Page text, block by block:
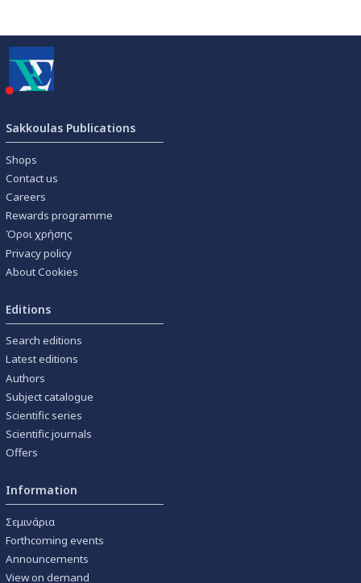
Sakkoulas Publications
Shops
Contact us
Careers
Rewards programme
Όροι χρήσης
Privacy policy
About Cookies
Editions
Search editions
Latest editions
Authors
Subject catalogue
Scientific series
Scientific journals
Offers
Information
Σεμινάρια
Forthcoming events
Announcements
View on demand